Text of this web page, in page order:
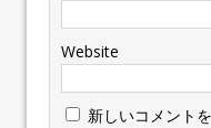
Website
新しいコメント